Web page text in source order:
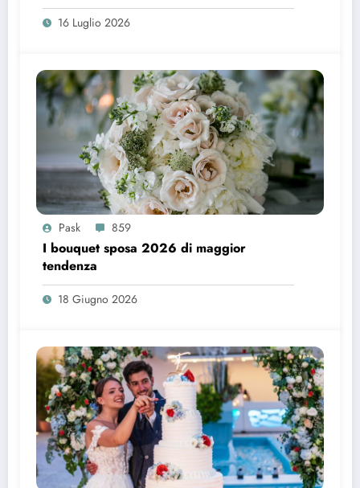
16 Luglio 2026
Pask 859
I bouquet sposa 2026 di maggior
tendenza
18 Giugno 2026